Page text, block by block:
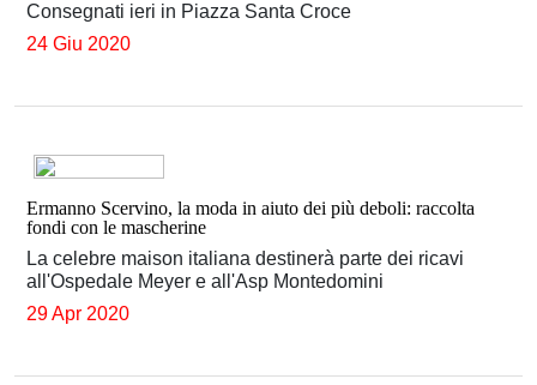
Consegnati ieri in Piazza Santa Croce
24 Giu 2020
Ermanno Scervino, la moda in aiuto dei più deboli: raccolta
fondi con le mascherine
La celebre maison italiana destinerà parte dei ricavi
all'Ospedale Meyer e all'Asp Montedomini
29 Apr 2020